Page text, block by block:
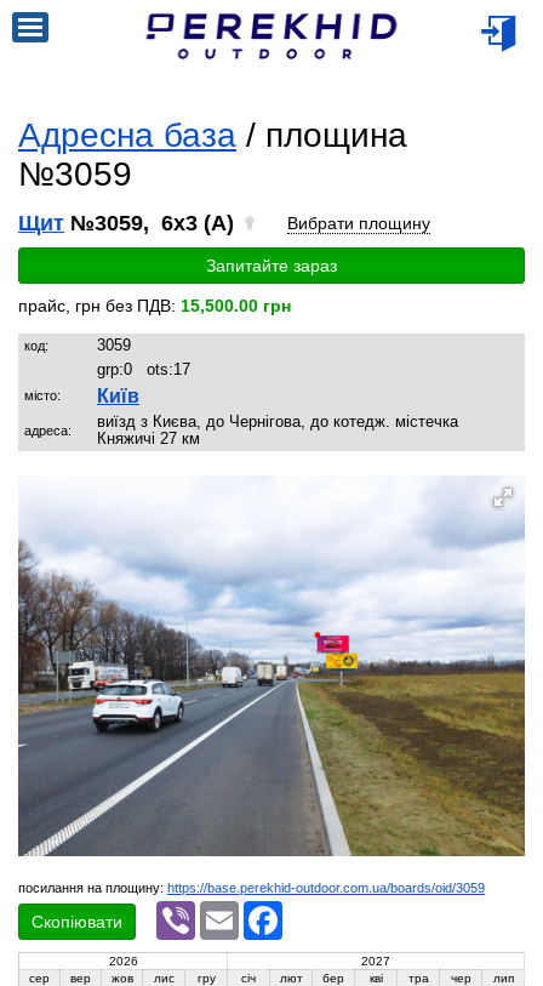
Адресна база / площина
№3059
Щит №3059, 6x3 (A) Вибрати площину
Запитайте зараз
прайс, грн без ПДВ: 15,500.00 грн
код:
3059
grp:0 ots:17
місто: Київ
адреса:
виїзд з Києва, до Чернігова, до котедж. містечка
Княжичі 27 км
посилання на площину: https://base.perekhid-outdoor.com.ua/boards/oid/3059
Скопіювати
Viber Email
2026
2027
сер
вер жов лис гру січ лют бер кві тра чер лип